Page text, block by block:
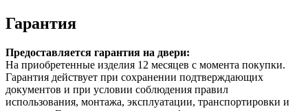
Гарантия
Предоставляется гарантия на двери:
На приобретенные изделия 12 месяцев с момента покупки.
Гарантия действует при сохранении подтверждающих
документов и при условии соблюдения правил
использования, монтажа, эксплуатации, транспортировки и